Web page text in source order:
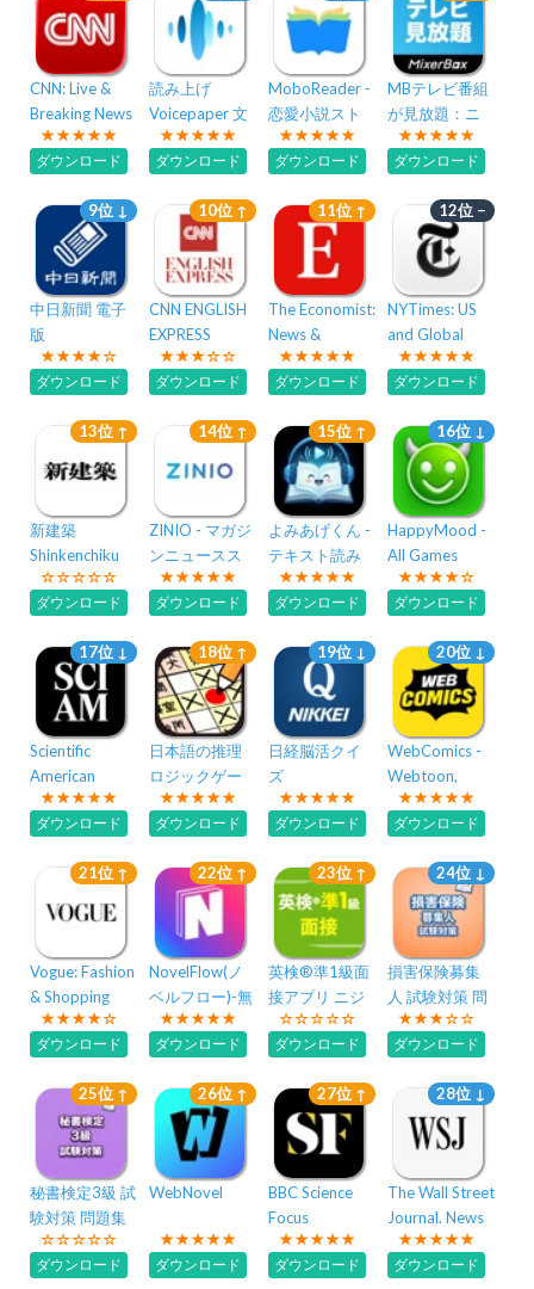
CNN: Live &
Breaking News
ダウンロード
読み上げ
Voicepaper 文
章や英語テキ
ストの音読
ダウンロード
MoboReader -
恋愛小説スト
ーリー読書ア
プリ
ダウンロード
MBテレビ番組
が見放題：ニ
ュース視聴&見
逃しドラマ
ダウンロード
9位 ↓
中日新聞 電子
版
ダウンロード
10位 ↑
CNN ENGLISH
EXPRESS
ダウンロード
11位 ↑
The Economist:
News &
Analysis
ダウンロード
12位 −
NYTimes: US
and Global
News
ダウンロード
13位 ↑
新建築
Shinkenchiku
ダウンロード
14位 ↑
ZINIO - マガジ
ンニュースス
タンド
ダウンロード
15位 ↑
よみあげくん -
テキスト読み
上げ
ダウンロード
16位 ↓
HappyMood -
All Games
Library
ダウンロード
17位 ↓
Scientific
American
ダウンロード
18位 ↑
日本語の推理
ロジックゲー
ム『マトリッ
クス論理パズ
ダウンロード
19位 ↓
日経脳活クイ
ズ
ダウンロード
20位 ↓
WebComics -
Webtoon,
Manga
ダウンロード
21位 ↑
Vogue: Fashion
& Shopping
ダウンロード
22位 ↑
NovelFlow(ノ
ベルフロー)-無
限の本
ダウンロード
23位 ↑
英検®準1級面
接アプリ ニジ
パス！二次試
験英語トレー
ダウンロード
24位 ↓
損害保険募集
人 試験対策 問
題集
ダウンロード
25位 ↑
秘書検定3級 試
験対策 問題集
ダウンロード
26位 ↑
WebNovel
ダウンロード
27位 ↑
BBC Science
Focus
Magazine
ダウンロード
28位 ↓
The Wall Street
Journal. News
ダウンロード